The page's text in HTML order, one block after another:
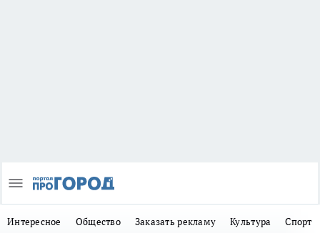
Интересное Общество Заказать рекламу Культура Спорт